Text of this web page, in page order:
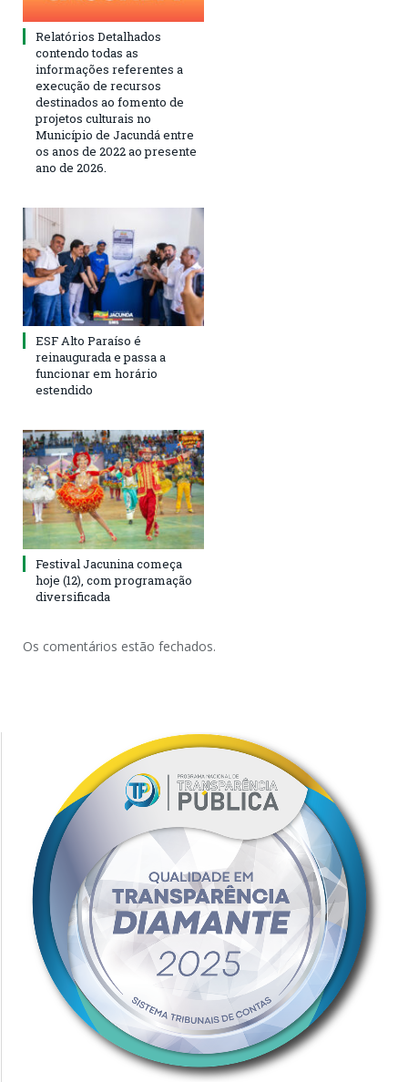
Relatórios Detalhados
contendo todas as
informações referentes a
execução de recursos
destinados ao fomento de
projetos culturais no
Município de Jacundá entre
os anos de 2022 ao presente
ano de 2026.
ESF Alto Paraíso é
reinaugurada e passa a
funcionar em horário
estendido
Festival Jacunina começa
hoje (12), com programação
diversificada
Os comentários estão fechados.